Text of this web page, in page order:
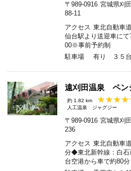
〒989-0916 宮城県刈
88-11
アクセス 東北自動車
仙台駅より送迎車にて
00※事前予約制
駐車場
有り ３５
遠刈田温泉 ペン
約 1.82 km
人工温泉
ジャグジー
〒989-0916 宮城県刈
236
アクセス 東北自動車
分◆東北新幹線：白
台空港から車で約80分